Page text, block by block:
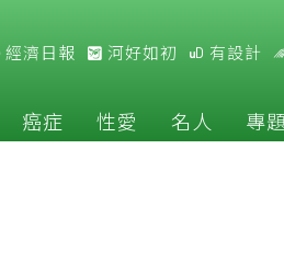
經濟日報 河好如初 有設計
癌症 性愛 名人 專題